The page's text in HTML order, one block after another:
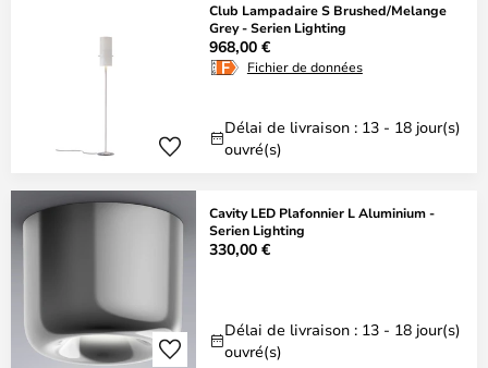
Club Lampadaire S Brushed/Melange
Grey - Serien Lighting
968,00 €
Fichier de données
Délai de livraison : 13 - 18 jour(s)
ouvré(s)
Cavity LED Plafonnier L Aluminium -
Serien Lighting
330,00 €
Délai de livraison : 13 - 18 jour(s)
ouvré(s)